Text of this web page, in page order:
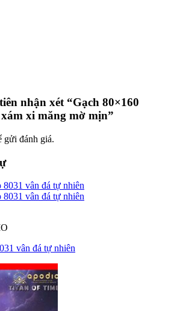
nhận xét “Gạch 80×160
xi măng mờ mịn”
gửi đánh giá.
vân đá tự nhiên